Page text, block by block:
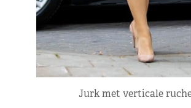
Jurk met verticale